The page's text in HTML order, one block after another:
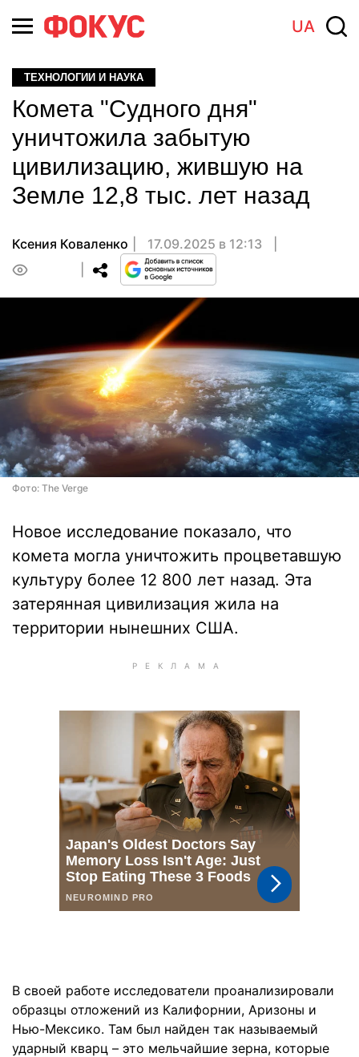
UA
ТЕХНОЛОГИИ И НАУКА
Комета "Судного дня"
уничтожила забытую
цивилизацию, жившую на
Земле 12,8 тыс. лет назад
Ксения Коваленко
17.09.2025 в 12:13
Фото: The Verge
Новое исследование показало, что
комета могла уничтожить процветавшую
культуру более 12 800 лет назад. Эта
затерянная цивилизация жила на
территории нынешних США.
В своей работе исследователи проанализировали
образцы отложений из Калифорнии, Аризоны и
Нью-Мексико. Там был найден так называемый
ударный кварц – это мельчайшие зерна, которые